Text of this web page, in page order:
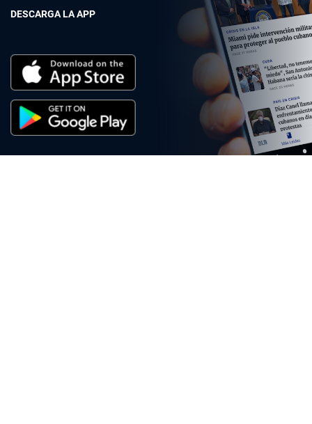
DESCARGA LA APP